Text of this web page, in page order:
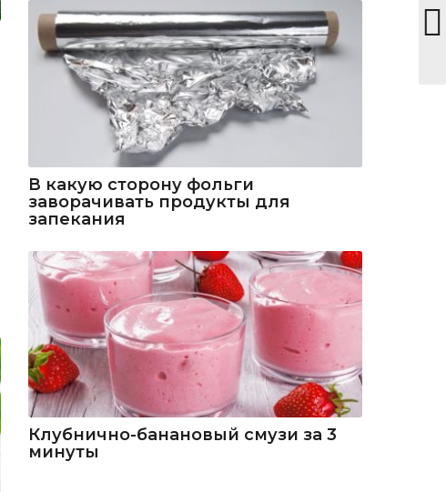
В какую сторону фольги
заворачивать продукты для
запекания
Клубнично-банановый смузи за 3
минуты